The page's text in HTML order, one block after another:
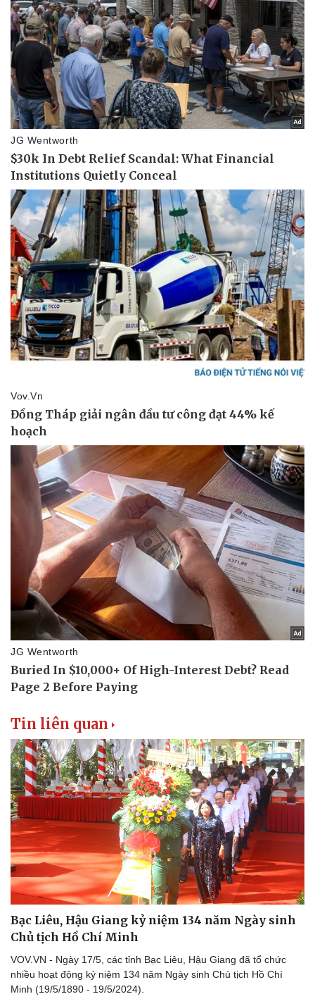
Bóng đá
Lịch thi đấu bóng đá
Thế giới thể thao
Hậu trường
Ô tô
Tin liên quan
Bạc Liêu, Hậu Giang kỷ niệm 134 năm Ngày sinh
Chủ tịch Hồ Chí Minh
VOV.VN - Ngày 17/5, các tỉnh Bạc Liêu, Hậu Giang đã tổ chức
nhiều hoạt động kỷ niệm 134 năm Ngày sinh Chủ tịch Hồ Chí
Minh (19/5/1890 - 19/5/2024).